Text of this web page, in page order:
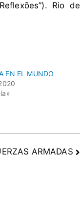
Rio de
EN EL MUNDO
ARMADAS